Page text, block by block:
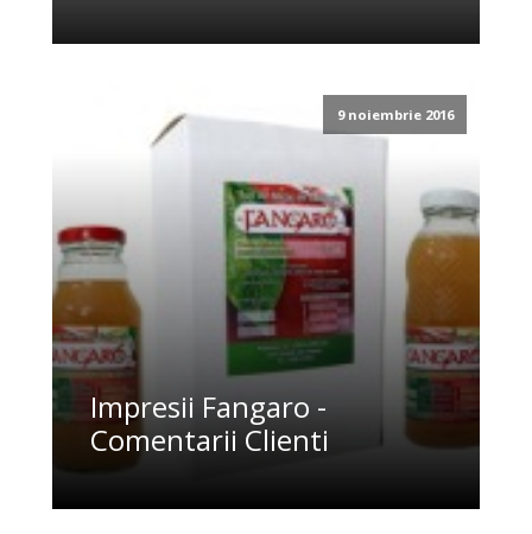
9 noiembrie 2016
Impresii Fangaro -
Comentarii Clienti